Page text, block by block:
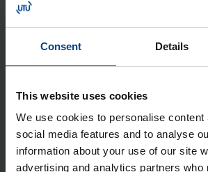
Consent Details
This website uses cookies
We use cookies to personalise content
social media features and to analyse
information about your use of our site
advertising and analytics partners who
Lii­ku­mis/
Ø20m,
Tootekood: EER513
Kori­dori
süvis­pai­gal­da­tav, IP41
Tootekood: EER505
Kori­dori